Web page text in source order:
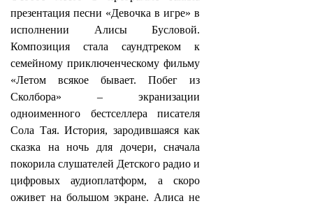
презентация песни «Девочка в игре» в
исполнении Алисы Бусловой.
Композиция стала саундтреком к
семейному приключенческому фильму
«Летом всякое бывает. Побег из
Сколбора» – экранизации
одноименного бестселлера писателя
Сола Тая. История, зародившаяся как
сказка на ночь для дочери, сначала
покорила слушателей Детского радио и
цифровых аудиоплатформ, а скоро
оживет на большом экране. Алиса не